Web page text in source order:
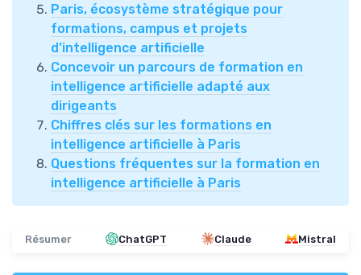
Paris, écosystème stratégique pour
formations, campus et projets
d’intelligence artificielle
Concevoir un parcours de formation en
intelligence artificielle adapté aux
dirigeants
Chiffres clés sur les formations en
intelligence artificielle à Paris
Questions fréquentes sur la formation en
intelligence artificielle à Paris
Résumer ChatGPT Claude Mistral